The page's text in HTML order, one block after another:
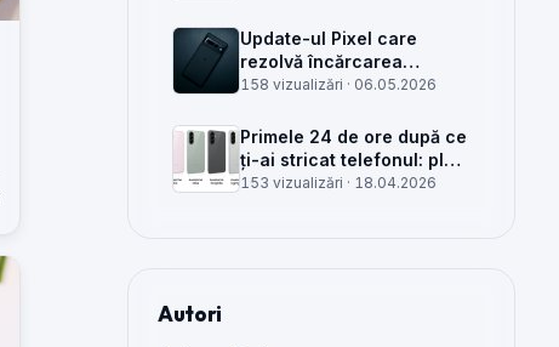
Update-ul Pixel care
rezolvă încărcarea
wireless și glitch-uri de
158 vizualizări · 06.05.2026
Primele 24 de ore după ce
ți-ai stricat telefonul: plan
clar, greșeli de evitat și
153 vizualizări · 18.04.2026
Autori